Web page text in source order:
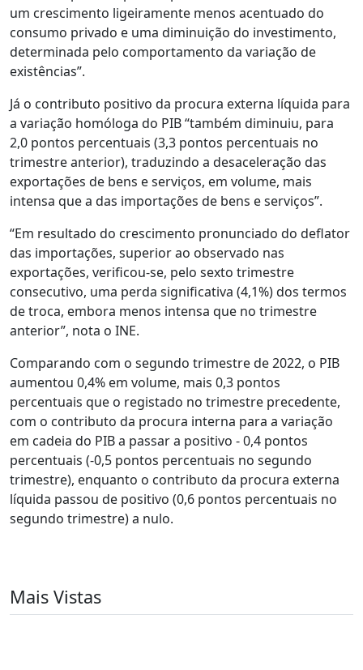
um crescimento ligeiramente menos acentuado do
consumo privado e uma diminuição do investimento,
determinada pelo comportamento da variação de
existências”.
Já o contributo positivo da procura externa líquida para
a variação homóloga do PIB “também diminuiu, para
2,0 pontos percentuais (3,3 pontos percentuais no
trimestre anterior), traduzindo a desaceleração das
exportações de bens e serviços, em volume, mais
intensa que a das importações de bens e serviços”.
“Em resultado do crescimento pronunciado do deflator
das importações, superior ao observado nas
exportações, verificou-se, pelo sexto trimestre
consecutivo, uma perda significativa (4,1%) dos termos
de troca, embora menos intensa que no trimestre
anterior”, nota o INE.
Comparando com o segundo trimestre de 2022, o PIB
aumentou 0,4% em volume, mais 0,3 pontos
percentuais que o registado no trimestre precedente,
com o contributo da procura interna para a variação
em cadeia do PIB a passar a positivo - 0,4 pontos
percentuais (-0,5 pontos percentuais no segundo
trimestre), enquanto o contributo da procura externa
líquida passou de positivo (0,6 pontos percentuais no
segundo trimestre) a nulo.
Mais Vistas